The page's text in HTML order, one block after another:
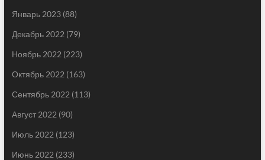
Январь 2023(88)
Декабрь 2022 (79)
Ноябрь 2022 (223)
Октябрь 2022 (163)
Сентябрь 2022 (113)
Август 2022 (90)
Июль 2022 (123)
Июнь 2022 (233)